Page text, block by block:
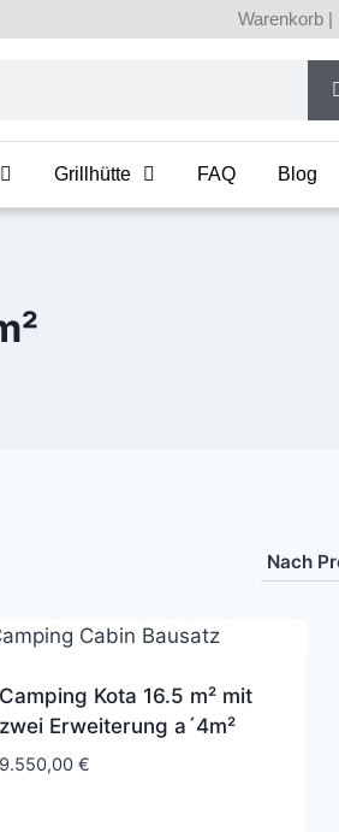
Warenkorb
Grillhütte FAQ Blog
Camping Kota 16.5 m² mit
zwei Erweiterung a´4m²
9.550,00 €